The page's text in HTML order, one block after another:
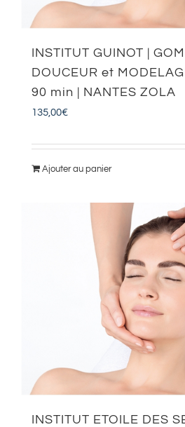
INSTITUT GUINOT |
DOUCEUR et
90 min | NANTES ZOLA
135,00€
Ajouter au panier
INSTITUT ETOILE DES